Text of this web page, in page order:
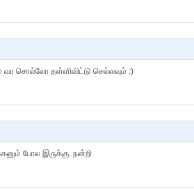
சொல்லோ தள்ளிவிட்டு செல்லவும் :)
போல இருக்கு. நன்றி